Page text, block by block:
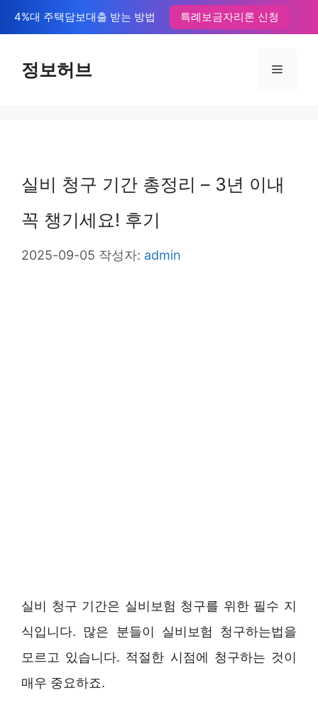
텐
4%대 주택담보대출 받는 방법 특례보금자리론 신청
정보허브 메
실비 청구 기간 총정리 – 3년 이내
꼭 챙기세요! 후기
2025-09-05 작성자: admin
실비 청구 기간은 실비보험 청구를 위한 필수 지
식입니다. 많은 분들이 실비보험 청구하는법을
모르고 있습니다. 적절한 시점에 청구하는 것이
매우 중요하죠.